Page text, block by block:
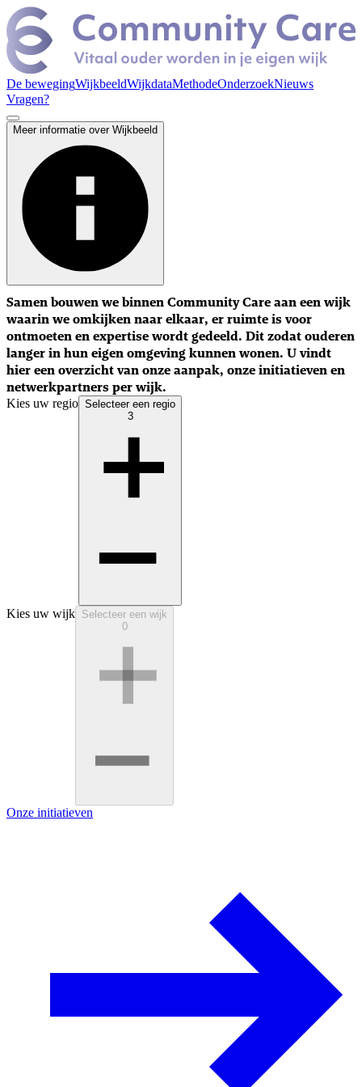
De bewegingWijkbeeldWijkdataMethodeOnderzoekNieuws
Vragen?
Meer informatie over Wijkbeeld
Samen bouwen we binnen Community Care aan een wijk
waarin we omkijken naar elkaar, er ruimte is voor
ontmoeten en expertise wordt gedeeld. Dit zodat ouderen
langer in hun eigen omgeving kunnen wonen. U vindt
hier een overzicht vanonze aanpak, onze initiatieven en
netwerkpartners per wijk.
Kies uw regio Selecteer een regio
3
Kies uw wijk Selecteer een wijk
0
Onze initiatieven